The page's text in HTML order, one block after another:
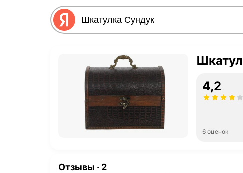
4,2
6 оценок
Отзывы · 2